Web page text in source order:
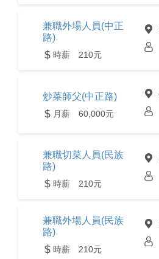
兼職外場人員(中正
路)
時薪 210元
炒菜師父(中正路)
月薪 60,000元
兼職切菜人員(民族
路)
時薪 210元
兼職外場人員(民族
路)
時薪 210元